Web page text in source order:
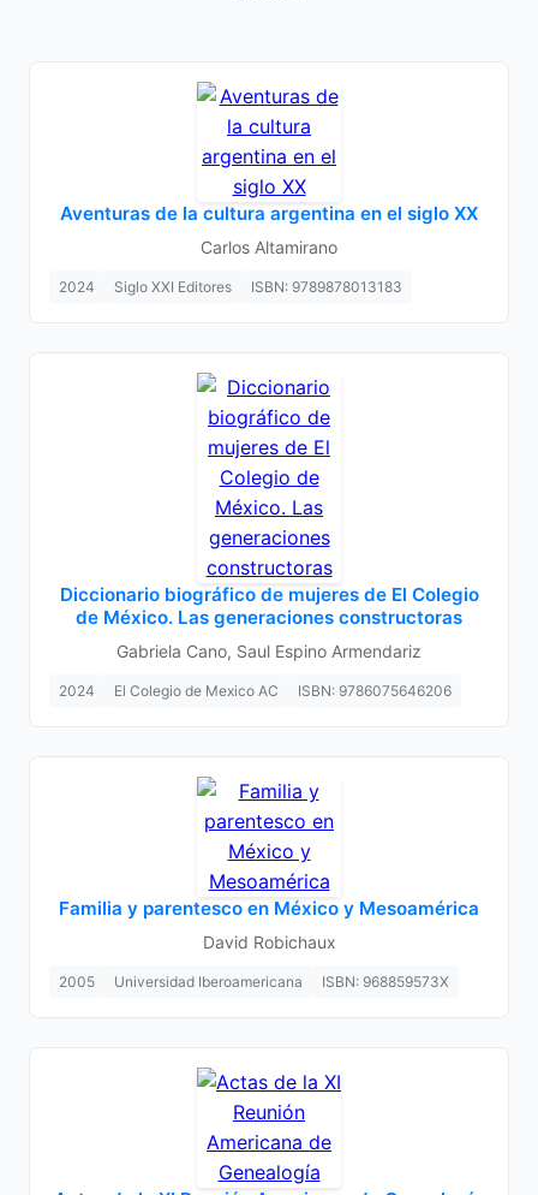
Aventuras de la cultura argentina en el siglo XX
Carlos Altamirano
2024 Siglo XXI Editores ISBN: 9789878013183
Diccionario biográfico de mujeres de El Colegio
de México. Las generaciones constructoras
Gabriela Cano, Saul Espino Armendariz
2024 El Colegio de Mexico AC ISBN: 9786075646206
Familia y parentesco en México y Mesoamérica
David Robichaux
2005 Universidad Iberoamericana ISBN: 968859573X